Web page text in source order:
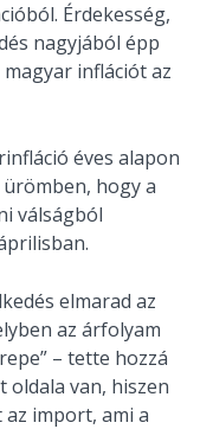
Érdekesség,
nagyjából épp
inflációt az
éves alapon
hogy a
válságból
elmarad az
az árfolyam
– tette hozzá
oldala van, hiszen
import, ami a